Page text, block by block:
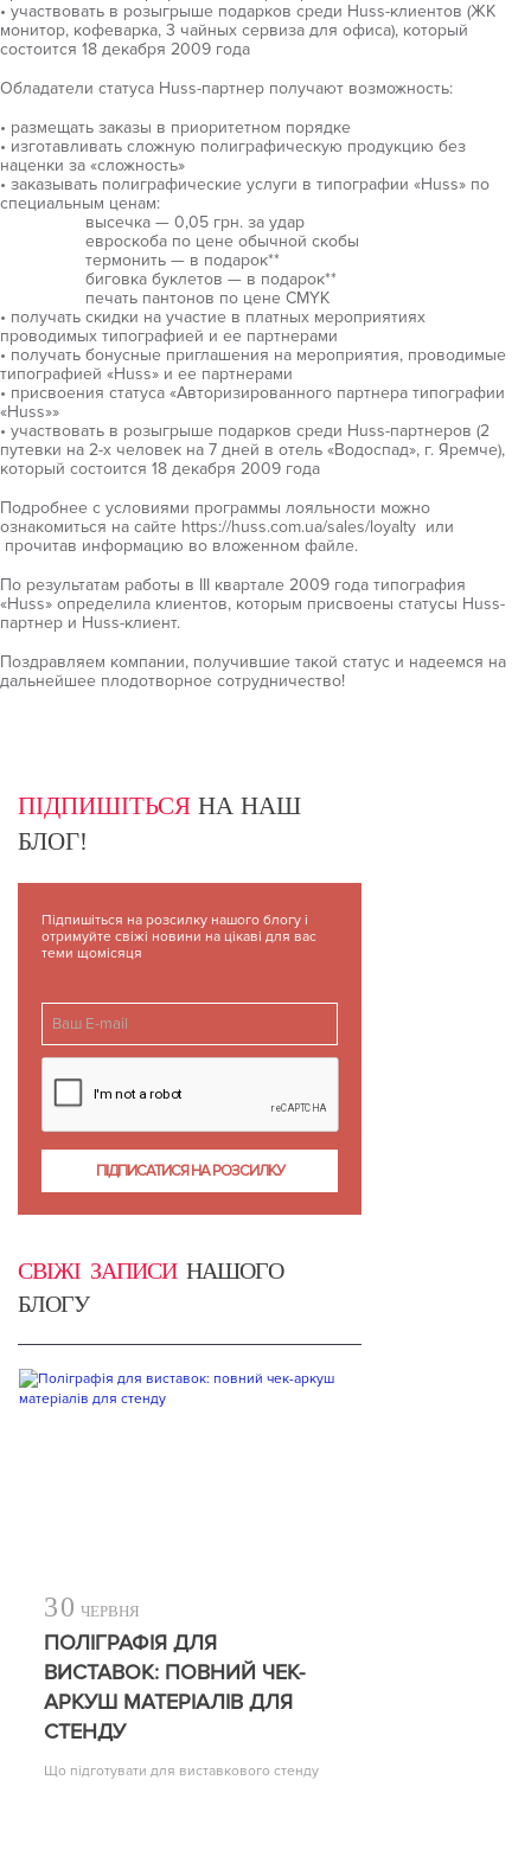
• участвовать в розыгрыше подарков среди Huss-клиентов (ЖК
монитор, кофеварка, 3 чайных сервиза для офиса), который
состоится 18 декабря 2009 года
Обладатели статуса Huss-партнер получают возможность:
• размещать заказы в приоритетном порядке
• изготавливать сложную полиграфическую продукцию без
наценки за «сложность»
• заказывать полиграфические услуги в типографии «Huss» по
специальным ценам:
высечка — 0,05 грн. за удар
евроскоба по цене обычной скобы
термонить — в подарок**
биговка буклетов — в подарок**
печать пантонов по цене CMYK
• получать скидки на участие в платных мероприятиях
проводимых типографией и ее партнерами
• получать бонусные приглашения на мероприятия, проводимые
типографией «Huss» и ее партнерами
• присвоения статуса «Авторизированного партнера типографии
«Huss»»
• участвовать в розыгрыше подарков среди Huss-партнеров (2
путевки на 2-х человек на 7 дней в отель «Водоспад», г. Яремче),
который состоится 18 декабря 2009 года
Подробнее с условиями программы лояльности можно
ознакомиться на сайте https://huss.com.ua/sales/loyalty или
прочитав информацию во вложенном файле.
По результатам работы в ІІІ квартале 2009 года типография
«Huss» определила клиентов, которым присвоены статусы Huss-
партнер и Huss-клиент.
Поздравляем компании, получившие такой статус и надеемся на
дальнейшее плодотворное сотрудничество!
ПІДПИШІТЬСЯ НА НАШ
БЛОГ!
Підпишіться на розсилку нашого блогу і
отримуйте свіжі новини на цікаві для вас
теми щомісяця
СВІЖІ ЗАПИСИНАШОГО
БЛОГУ
30 ЧЕРВНЯ
ПОЛІГРАФІЯ ДЛЯ
ВИСТАВОК: ПОВНИЙ ЧЕК-
АРКУШ МАТЕРІАЛІВ ДЛЯ
СТЕНДУ
Що підготувати для виставкового стенду